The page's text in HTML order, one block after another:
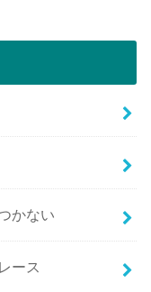
かない
ース